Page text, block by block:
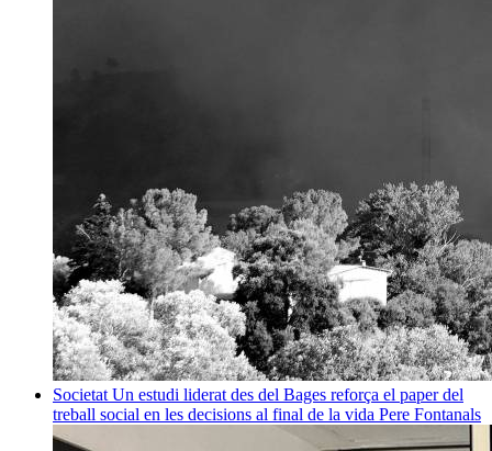
Societat Un estudi liderat des del Bages reforça el paper del
treball social en les decisions al final de la vida Pere Fontanals